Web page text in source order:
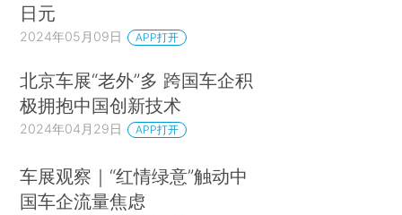
日元
2024年05月09日 APP打开
北京车展“老外”多 跨国车企积
极拥抱中国创新技术
2024年04月29日 APP打开
车展观察｜“红情绿意”触动中
国车企流量焦虑